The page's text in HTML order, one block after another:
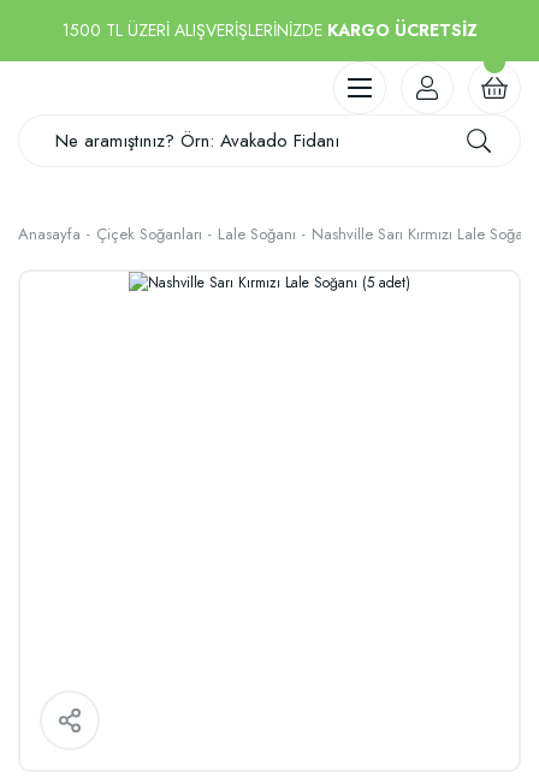
1500 TL ÜZERİ ALIŞVERİŞLERİNİZDE KARGO ÜCRETSİZ
Anasayfa Çiçek Soğanları Lale Soğanı Nashville Sarı Kırmızı Lale